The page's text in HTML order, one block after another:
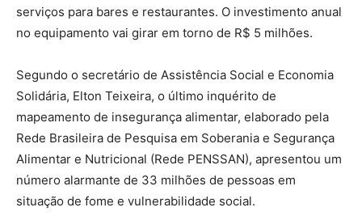
serviços para bares e restaurantes. O investimento anual
no equipamento vai girar em torno de R$ 5 milhões.
Segundo o secretário de Assistência Social e Economia
Solidária, Elton Teixeira, o último inquérito de
mapeamento de insegurança alimentar, elaborado pela
Rede Brasileira de Pesquisa em Soberania e Segurança
Alimentar e Nutricional (Rede PENSSAN), apresentou um
número alarmante de 33 milhões de pessoas em
situação de fome e vulnerabilidade social.